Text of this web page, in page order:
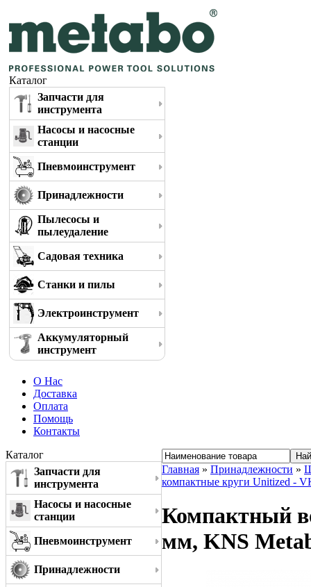
Каталог
Запчасти для
инструмента
Насосы и насосные
станции
Пневмоинструмент
Принадлежности
Пылесосы и
пылеудаление
Садовая техника
Станки и пилы
Электроинструмент
Аккумуляторный
инструмент
О Нас
Доставка
Оплата
Помощь
Контакты
Каталог
Запчасти для
инструмента
Насосы и насосные
станции
Пневмоинструмент
Принадлежности
Главная » Принадлежности »
компактные круги Unitized -
Компактный
мм, KNS